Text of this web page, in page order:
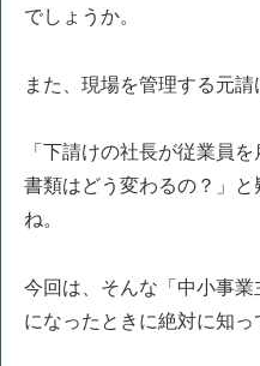
でしょうか。
また、現場を管理する元請
「下請けの社長が従業員
書類はどう変わるの？」
ね。
今回は、そんな「中小事業
になったときに絶対に知っ